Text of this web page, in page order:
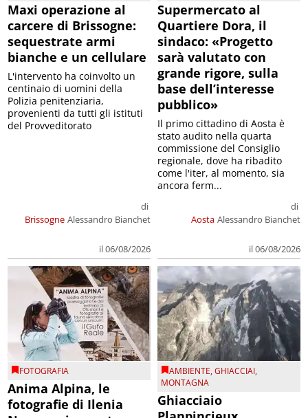
Maxi operazione al
carcere di Brissogne:
sequestrate armi
bianche e un cellulare
Brissogne
di
Alessandro Bianchet
il 06/08/2026
L'intervento ha coinvolto un
centinaio di uomini della
Polizia penitenziaria,
provenienti da tutti gli istituti
del Provveditorato
Supermercato al
Quartiere Dora, il
sindaco: «Progetto
sarà valutato con
grande rigore, sulla
base dell’interesse
pubblico»
Aosta
di
Alessandro Bianchet
il 06/08/2026
Il primo cittadino di Aosta è
stato audito nella quarta
commissione del Consiglio
regionale, dove ha ribadito
come l'iter, al momento, sia
ancora ferm...
FOTOGRAFIA
Anima Alpina, le
fotografie di Ilenia
AMBIENTE,GHIACCIAI,
MONTAGNA
Ghiacciaio